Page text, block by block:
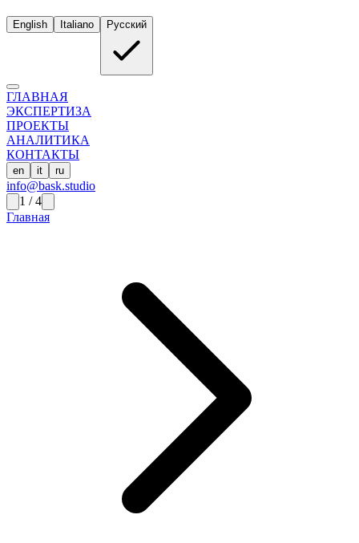
English Italiano Русский
ГЛАВНАЯ
ЭКСПЕРТИЗА
ПРОЕКТЫ
АНАЛИТИКА
КОНТАКТЫ
en it ru
info@bask.studio
1 /4
Главная